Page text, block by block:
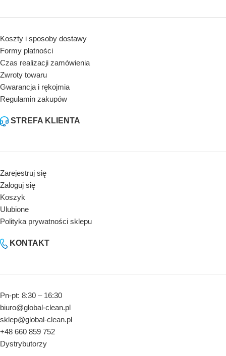
Koszty i sposoby dostawy
Formy płatności
Czas realizacji zamówienia
Zwroty towaru
Gwarancja i rękojmia
Regulamin zakupów
STREFA KLIENTA
Zarejestruj się
Zaloguj się
Koszyk
Ulubione
Polityka prywatności sklepu
KONTAKT
Pn-pt: 8:30 – 16:30
biuro@global-clean.pl
sklep@global-clean.pl
+48 660 859 752
Dystrybutorzy